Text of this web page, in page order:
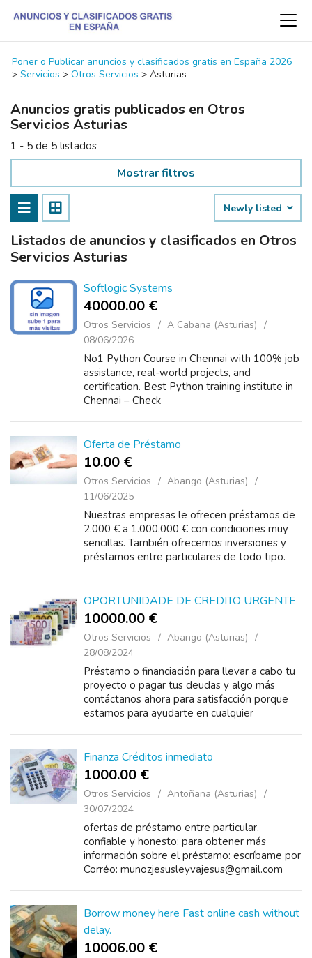
Poner o Publicar anuncios y clasificados gratis en España 2026
> Servicios > Otros Servicios > Asturias
Anuncios gratis publicados en Otros
Servicios Asturias
1 - 5 de 5 listados
Mostrar filtros
Newly listed
Listados de anuncios y clasificados en Otros
Servicios Asturias
Softlogic Systems
40000.00 €
Otros Servicios
A Cabana (Asturias)
08/06/2026
No1 Python Course in Chennai with 100% job
assistance, real-world projects, and
certification. Best Python training institute in
Chennai – Check
Oferta de Préstamo
10.00 €
Otros Servicios
Abango (Asturias)
11/06/2025
Nuestras empresas le ofrecen préstamos de
2.000 € a 1.000.000 € con condiciones muy
sencillas. También ofrecemos inversiones y
préstamos entre particulares de todo tipo.
OPORTUNIDADE DE CREDITO URGENTE
10000.00 €
Otros Servicios
Abango (Asturias)
28/08/2024
Préstamo o financiación para llevar a cabo tu
proyecto o pagar tus deudas y algo más
contáctanos ahora para satisfacción porque
estamos para ayudarte en cualquier
Finanza Créditos inmediato
1000.00 €
Otros Servicios
Antoñana (Asturias)
30/07/2024
ofertas de préstamo entre particular,
confiable y honesto: para obtener más
información sobre el préstamo: escríbame por
Corréo: munozjesusleyvajesus@gmail.com
Borrow money here Fast online cash without
delay.
10006.00 €